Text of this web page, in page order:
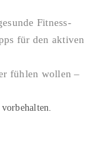
Fitness-
für den aktiven
fühlen wollen –